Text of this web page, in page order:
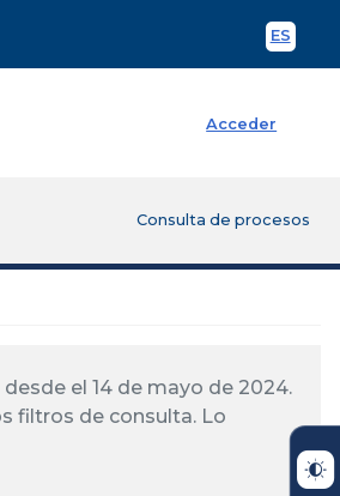
ES
Acceder
Consulta de procesos
el 14 de mayo de 2024.
filtros de consulta. Lo